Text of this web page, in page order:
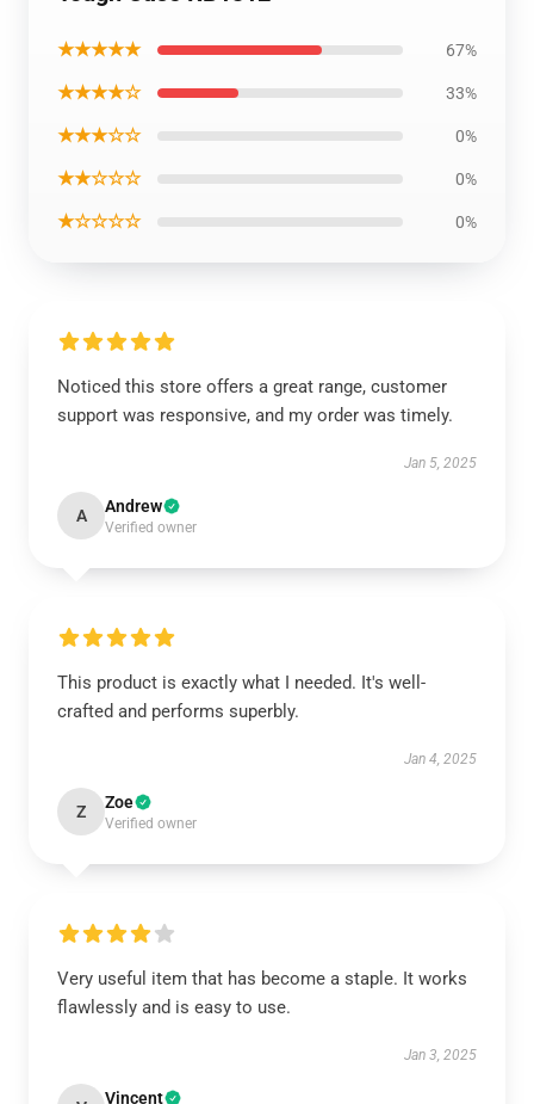
★★★★★ 67%
★★★★☆ 33%
★★★☆☆ 0%
★★☆☆☆ 0%
★☆☆☆☆ 0%
Noticed this store offers a great range, customer
support was responsive, and my order was timely.
Jan 5, 2025
A Andrew
Verified owner
This product is exactly what I needed. It's well-
crafted and performs superbly.
Jan 4, 2025
Z Zoe
Verified owner
Very useful item that has become a staple. It works
flawlessly and is easy to use.
Jan 3, 2025
Vincent